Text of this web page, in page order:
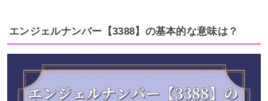
エンジェルナンバー【3388】の基本的な意味は？